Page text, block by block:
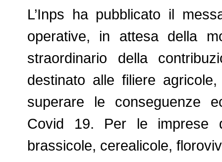
L’Inps ha pubblicato il
operative, in attesa della
straordinario della
destinato alle filiere
superare le conseguenze
Covid 19. Per le imprese
brassicole, cerealicole,